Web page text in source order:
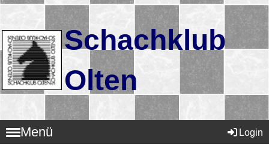
Schachklub
Olten
Menü Login